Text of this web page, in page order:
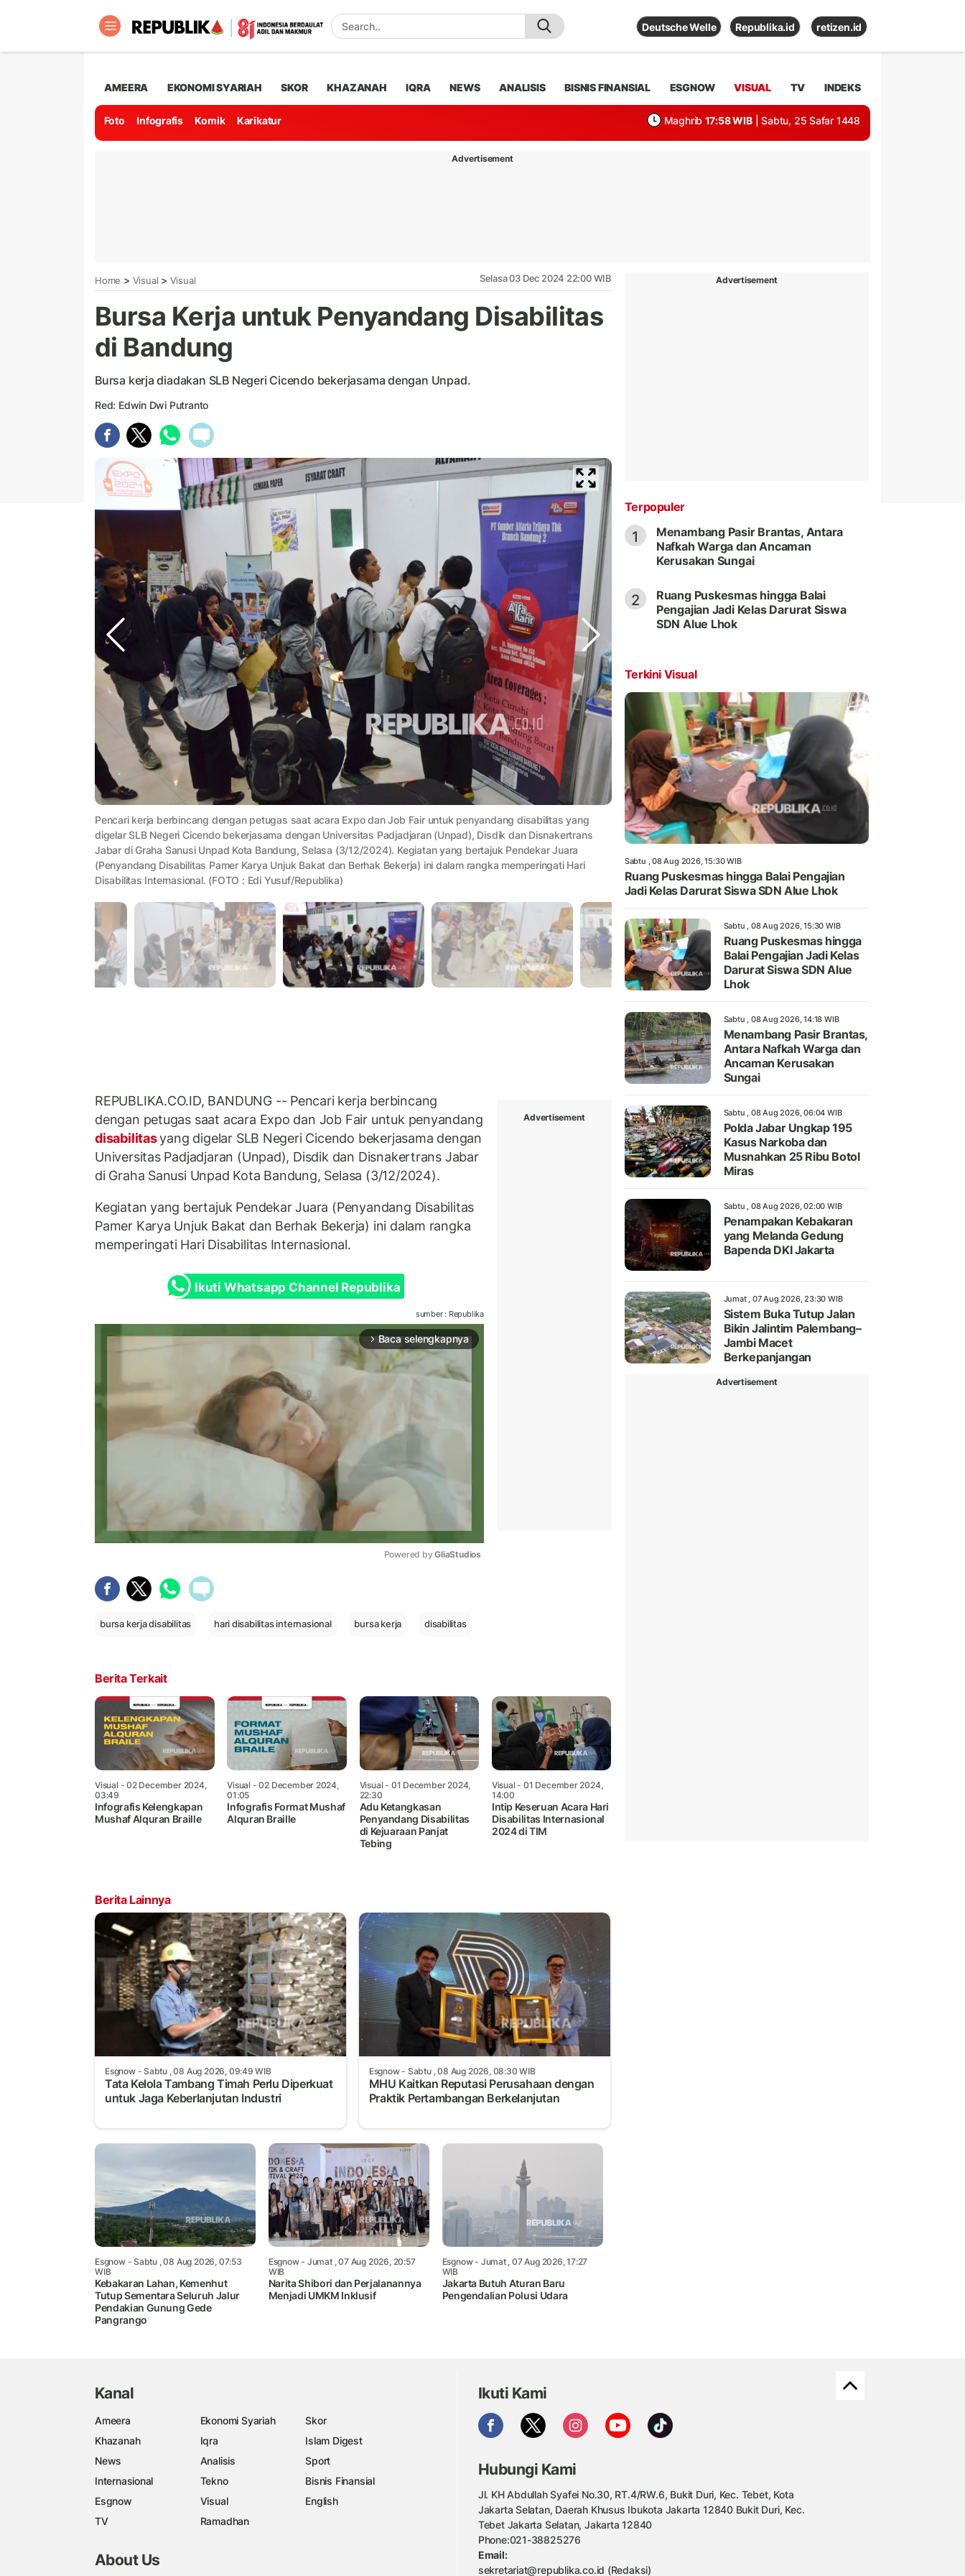
Deutsche Welle Republika.id retizen.id
AMEERA EKONOMI SYARIAH SKOR KHAZANAH IQRA NEWS ANALISIS BISNIS FINANSIAL ESGNOW VISUAL TV INDEKS
Foto Infografis Komik Karikatur Maghrib 17:58 WIB | Sabtu, 25 Safar 1448
Advertisement
Home > Visual > Visual Selasa 03 Dec 2024 22:00 WIB
Bursa Kerja untuk Penyandang Disabilitas
di Bandung
Bursa kerja diadakan SLB Negeri Cicendo bekerjasama dengan Unpad.
Red: Edwin Dwi Putranto
Pencari kerja berbincang dengan petugas saat acara Expo dan Job Fair untuk penyandang disabilitas yang
digelar SLB Negeri Cicendo bekerjasama dengan Universitas Padjadjaran (Unpad), Disdik dan Disnakertrans
Jabar di Graha Sanusi Unpad Kota Bandung, Selasa (3/12/2024). Kegiatan yang bertajuk Pendekar Juara
(Penyandang Disabilitas Pamer Karya Unjuk Bakat dan Berhak Bekerja) ini dalam rangka memperingati Hari
Disabilitas Internasional. (FOTO : Edi Yusuf/Republika)
REPUBLIKA.CO.ID, BANDUNG -- Pencari kerja berbincang
dengan petugas saat acara Expo dan Job Fair untuk penyandang
disabilitasyang digelar SLB Negeri Cicendo bekerjasama dengan
Universitas Padjadjaran (Unpad), Disdik dan Disnakertrans Jabar
di Graha Sanusi Unpad Kota Bandung, Selasa (3/12/2024).
Kegiatan yang bertajuk Pendekar Juara (Penyandang Disabilitas
Pamer Karya Unjuk Bakat dan Berhak Bekerja) ini dalam rangka
memperingati Hari Disabilitas Internasional.
Ikuti Whatsapp Channel Republika
sumber : Republika
arrow_forward_ios Baca selengkapnya
Powered by GliaStudios
Advertisement
bursa kerja disabilitas hari disabilitas internasional bursa kerja disabilitas
Berita Terkait
Visual - 02 December 2024,
03:49
Infografis Kelengkapan
Mushaf Alquran Braille
Visual - 02 December 2024,
01:05
Infografis Format Mushaf
Alquran Braille
Visual - 01 December 2024,
22:30
Adu Ketangkasan
Penyandang Disabilitas
di Kejuaraan Panjat
Tebing
Visual - 01 December 2024,
14:00
Intip Keseruan Acara Hari
Disabilitas Internasional
2024 di TIM
Berita Lainnya
Esgnow- Sabtu , 08 Aug 2026, 09:49 WIB
Tata Kelola Tambang Timah Perlu Diperkuat
untuk Jaga Keberlanjutan Industri
Esgnow- Sabtu , 08 Aug 2026, 08:30 WIB
MHU Kaitkan Reputasi Perusahaan dengan
Praktik Pertambangan Berkelanjutan
Esgnow- Sabtu , 08 Aug 2026, 07:53
WIB
Kebakaran Lahan, Kemenhut
Tutup Sementara Seluruh Jalur
Pendakian Gunung Gede
Pangrango
Esgnow- Jumat , 07 Aug 2026, 20:57
WIB
Narita Shibori dan Perjalanannya
Menjadi UMKM Inklusif
Esgnow- Jumat , 07 Aug 2026, 17:27
WIB
Jakarta Butuh Aturan Baru
Pengendalian Polusi Udara
Advertisement
Terpopuler
1
Menambang Pasir Brantas, Antara
Nafkah Warga dan Ancaman
Kerusakan Sungai
2
Ruang Puskesmas hingga Balai
Pengajian Jadi Kelas Darurat Siswa
SDN Alue Lhok
Terkini Visual
Sabtu , 08 Aug 2026, 15:30 WIB
Ruang Puskesmas hingga Balai Pengajian
Jadi Kelas Darurat Siswa SDN Alue Lhok
Sabtu , 08 Aug 2026, 15:30 WIB
Ruang Puskesmas hingga
Balai Pengajian Jadi Kelas
Darurat Siswa SDN Alue
Lhok
Sabtu , 08 Aug 2026, 14:18 WIB
Menambang Pasir Brantas,
Antara Nafkah Warga dan
Ancaman Kerusakan
Sungai
Sabtu , 08 Aug 2026, 06:04 WIB
Polda Jabar Ungkap 195
Kasus Narkoba dan
Musnahkan 25 Ribu Botol
Miras
Sabtu , 08 Aug 2026, 02:00 WIB
Penampakan Kebakaran
yang Melanda Gedung
Bapenda DKI Jakarta
Jumat , 07 Aug 2026, 23:30 WIB
Sistem Buka Tutup Jalan
Bikin Jalintim Palembang–
Jambi Macet
Berkepanjangan
Advertisement
Kanal
Ameera Ekonomi Syariah
Skor
Khazanah
Iqra
Islam Digest
News
Analisis
Sport
Internasional
Tekno
Bisnis Finansial
Esgnow
Visual
English
TV
Ramadhan
About Us
Ikuti Kami
Hubungi Kami
Jl. KH Abdullah Syafei No.30, RT.4/RW.6, Bukit Duri, Kec. Tebet, Kota
Jakarta Selatan, Daerah Khusus Ibukota Jakarta 12840 Bukit Duri, Kec.
Tebet Jakarta Selatan, Jakarta 12840
Phone:021-38825276
Email:
sekretariat@republika.co.id (Redaksi)